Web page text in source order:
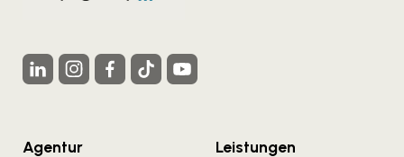
Agentur
Leistungen